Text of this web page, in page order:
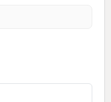
他、ファイナルフ